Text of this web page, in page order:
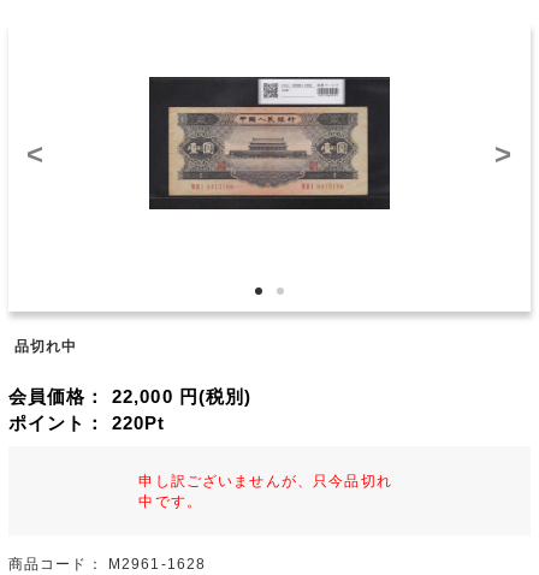
< >
品切れ中
会員価格： 22,000 円(税別)
ポイント： 220Pt
申し訳ございませんが、只今品切れ
中です。
商品コード： M2961-1628